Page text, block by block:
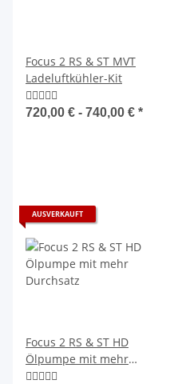
Focus 2 RS & ST MVT
Ladeluftkühler-Kit
720,00 € - 740,00 € *
AUSVERKAUFT
Focus 2 RS & ST HD
Ölpumpe mit mehr
Durchsatz